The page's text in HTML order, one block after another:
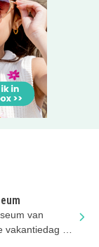
van
vol